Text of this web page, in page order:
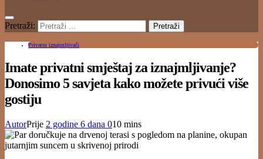
Pretraži:
Privatni iznajmljivači
Imate privatni smještaj za iznajmljivanje?
Donosimo 5 savjeta kako možete privući više
gostiju
AutorPrije 2 godine 6 dana 010 mins